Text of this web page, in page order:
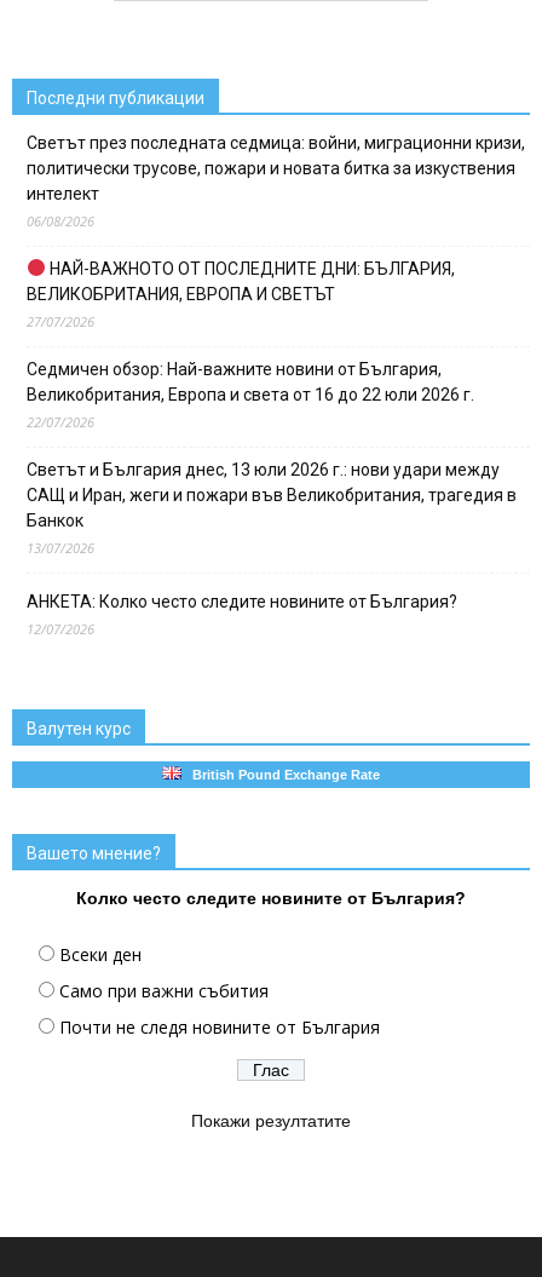
Последни публикации
Светът през последната седмица: войни, миграционни кризи,
политически трусове, пожари и новата битка за изкуствения
интелект
06/08/2026
НАЙ-ВАЖНОТО ОТ ПОСЛЕДНИТЕ ДНИ: БЪЛГАРИЯ,
ВЕЛИКОБРИТАНИЯ, ЕВРОПА И СВЕТЪТ
27/07/2026
Седмичен обзор: Най-важните новини от България,
Великобритания, Европа и света от 16 до 22 юли 2026 г.
22/07/2026
Светът и България днес, 13 юли 2026 г.: нови удари между
САЩ и Иран, жеги и пожари във Великобритания, трагедия в
Банкок
13/07/2026
АНКЕТА: Колко често следите новините от България?
12/07/2026
Валутен курс
British Pound Exchange Rate
Вашето мнение?
Колко често следите новините от България?
Всеки ден
Само при важни събития
Почти не следя новините от България
Покажи резултатите